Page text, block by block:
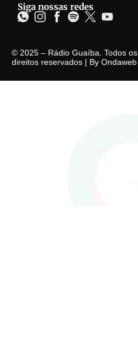
Siga nossas redes
© 2025 – Rádio Guaíba. Todos os
direitos reservados | By Ondaweb